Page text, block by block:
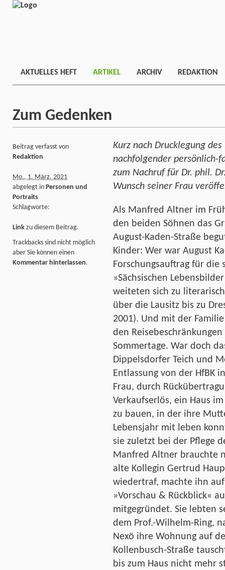
AKTUELLES HEFT ARTIKEL ARCHIV REDAKTION
Zum Gedenken
Kurz nach Drucklegung
nachfolgender persönlich-
zum Nachruf für Dr. phil.
Wunsch seiner Frau
Als Manfred Altner im
den beiden Söhnen das
August-Kaden-Straße
Kinder: Wer war August
Forschungsauftrag für
»Sächsischen
weiteten sich zu
über die Lausitz bis zu
2001). Und mit der
den
Sommertage. War doch
Dippelsdorfer Teich und
Entlassung von der HfBK
Frau, durch
Verkaufserlös, ein Haus
zu bauen, in der ihre
Lebensjahr mit leben
sie zuletzt bei der Pflege
Manfred Altner brauchte
alte Kollegin Gertrud
wiedertraf, machte ihn
»Vorschau & Rückblick«
mitgegründet. Sie lebten
dem Prof.-Wilhelm-Ring,
Nexö ihre Wohnung auf
Kollenbusch-Straße
bis zum Haus nicht mehr
Beitrag verfasst von
Redaktion
Mo., 1. März. 2021
abgelegt in Personen und
Portraits
Schlagworte:
Link zu diesem Beitrag.
Trackbacks sind nicht möglich
aber Sie können einen
Kommentar hinterlassen.